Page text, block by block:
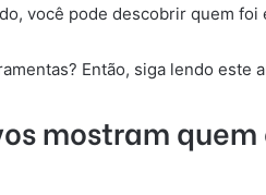
você pode descobrir quem foi
Então, siga lendo este
mostram quem